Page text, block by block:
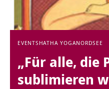
EVENTSHATHA YOGANORDSEE
„Für alle, die
sublimieren